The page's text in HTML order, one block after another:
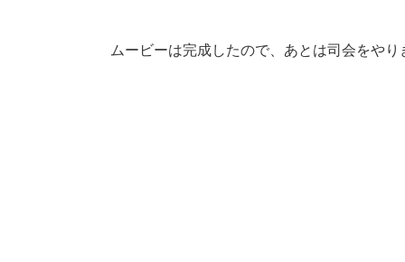
ムービーは完成したので、あとは司会をやり